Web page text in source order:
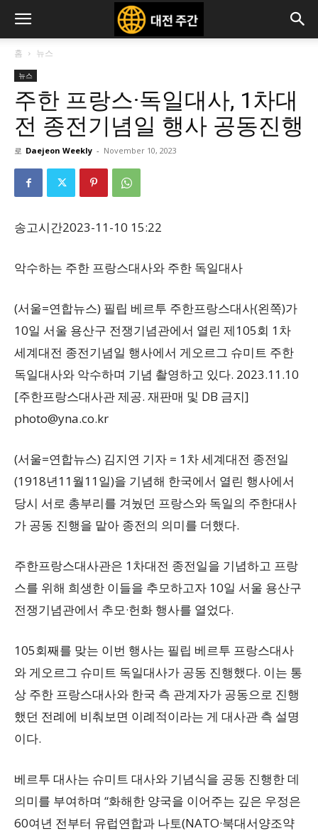
홈 뉴스
뉴스
주한 프랑스·독일대사, 1차대
전 종전기념일 행사 공동진행
로 Daejeon Weekly - November 10, 2023
송고시간2023-11-10 15:22
악수하는 주한 프랑스대사와 주한 독일대사
(서울=연합뉴스) 필립 베르투 주한프랑스대사(왼쪽)가
10일 서울 용산구 전쟁기념관에서 열린 제105회 1차
세계대전 종전기념일 행사에서 게오르그 슈미트 주한
독일대사와 악수하며 기념 촬영하고 있다. 2023.11.10
[주한프랑스대사관 제공. 재판매 및 DB 금지]
photo@yna.co.kr
(서울=연합뉴스) 김지연 기자 = 1차 세계대전 종전일
(1918년11월11일)을 기념해 한국에서 열린 행사에서
당시 서로 총부리를 겨눴던 프랑스와 독일의 주한대사
가 공동 진행을 맡아 종전의 의미를 더했다.
주한프랑스대사관은 1차대전 종전일을 기념하고 프랑
스를 위해 희생한 이들을 추모하고자 10일 서울 용산구
전쟁기념관에서 추모·헌화 행사를 열었다.
105회째를 맞는 이번 행사는 필립 베르투 프랑스대사
와 게오르그 슈미트 독일대사가 공동 진행했다. 이는 통
상 주한 프랑스대사와 한국 측 관계자가 공동으로 진행
했던 전례에 비춰보면 이례적이라는 게 대사관 측 설명
이다.
베르투 대사는 슈미트 대사와 기념식을 공동 진행한 데
의미를 부여하며 “화해한 양국을 이어주는 깊은 우정은
60여년 전부터 유럽연합과 나토(NATO·북대서양조약